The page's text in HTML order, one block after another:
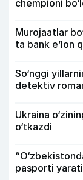
chempioni
Murojaatlar
ta bank e’lon
So‘nggi
detektiv
Ukraina
o‘tkazdi
pasporti